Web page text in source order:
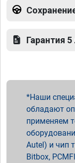
Гарантия 5
Наши
обладают
применяем
Autel) и чип
Bitbox,